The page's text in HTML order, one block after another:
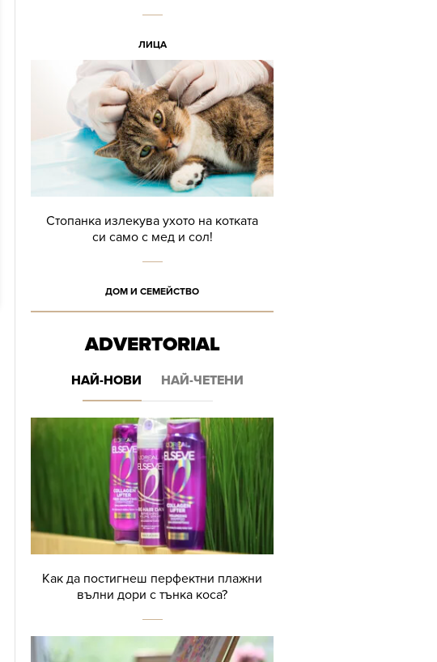
ЛИЦА
Стопанка излекува ухото на котката
си само с мед и сол!
ДОМ И СЕМЕЙСТВО
ADVERTORIAL
НАЙ-НОВИ НАЙ-ЧЕТЕНИ
Как да постигнеш перфектни плажни
вълни дори с тънка коса?